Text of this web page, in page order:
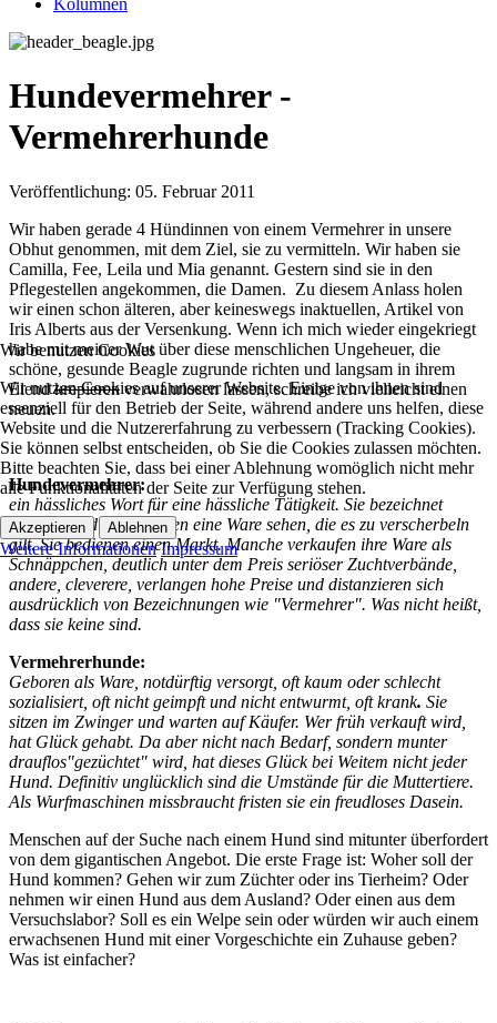
Kolumnen
Hundevermehrer -
Vermehrerhunde
Veröffentlichung: 05. Februar 2011
Wir haben gerade 4 Hündinnen von einem Vermehrer in unsere
Obhut genommen, mit dem Ziel, sie zu vermitteln. Wir haben sie
Camilla, Fee, Leila und Mia genannt. Gestern sind sie in den
Pflegestellen angekommen, die Damen. Zu diesem Anlass holen
wir einen schon älteren, aber keineswegs inaktuellen, Artikel von
Iris Alberts aus der Versenkung. Wenn ich mich wieder eingekriegt
habe mit meiner Wut über diese menschlichen Ungeheuer, die
schöne, gesunde Beagle zugrunde richten und langsam in ihrem
Elendkrepierenverwahrlosen lassen, schreibe ich vielleicht einen
neuen.
Hundevermehrer:
ein hässliches Wort für eine hässliche Tätigkeit. Sie bezeichnet
Menschen, die in Hunden eine Ware sehen, die es zu verscherbeln
gilt. Sie bedienen einen Markt. Manche verkaufen ihre Ware als
Schnäppchen, deutlich unter dem Preis seriöser Zuchtverbände,
andere, cleverere, verlangen hohe Preise und distanzieren sich
ausdrücklich von Bezeichnungen wie "Vermehrer". Was nicht heißt,
dass sie keine sind.
Vermehrerhunde:
Geboren als Ware, notdürftig versorgt, oft kaum oder schlecht
sozialisiert, oft nicht geimpft und nicht entwurmt, oft krank. Sie
sitzen im Zwinger und warten auf Käufer. Wer früh verkauft wird,
hat Glück gehabt. Da aber nicht nach Bedarf, sondern munter
drauflos"gezüchtet" wird, hat dieses Glück bei Weitem nicht jeder
Hund. Definitiv unglücklich sind die Umstände für die Muttertiere.
Als Wurfmaschinen missbraucht fristen sie ein freudloses Dasein.
Menschen auf der Suche nach einem Hund sind mitunter überfordert
von dem gigantischen Angebot. Die erste Frage ist: Woher soll der
Hund kommen? Gehen wir zum Züchter oder ins Tierheim? Oder
nehmen wir einen Hund aus dem Ausland? Oder einen aus dem
Versuchslabor? Soll es ein Welpe sein oder würden wir auch einem
erwachsenen Hund mit einer Vorgeschichte ein Zuhause geben?
Was ist einfacher?
Wir benutzen Cookies
Wir nutzen Cookies auf unserer Website. Einige von ihnen sind
essenziell für den Betrieb der Seite, während andere uns helfen, diese
Website und die Nutzererfahrung zu verbessern (Tracking Cookies).
Sie können selbst entscheiden, ob Sie die Cookies zulassen möchten.
Bitte beachten Sie, dass bei einer Ablehnung womöglich nicht mehr
alle Funktionalitäten der Seite zur Verfügung stehen.
Akzeptieren Ablehnen
Weitere Informationen Impressum